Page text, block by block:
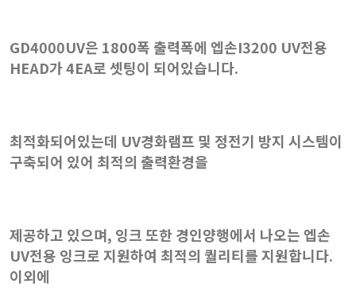
GD4000UV은 1800폭 출력폭에 엡손I3200 UV전용
HEAD가 4EA로 셋팅이 되어있습니다.
최적화되어있는데 UV경화램프 및 정전기 방지 시스템이
구축되어 있어 최적의 출력환경을
제공하고 있으며, 잉크 또한 경인양행에서 나오는 엡손
UV전용 잉크로 지원하여 최적의 퀄리티를 지원합니다.
이외에